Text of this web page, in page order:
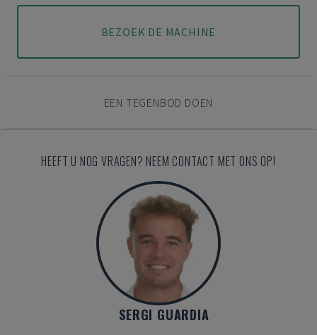
BEZOEK DE MACHINE
EEN TEGENBOD DOEN
HEEFT U NOG VRAGEN? NEEM CONTACT MET ONS OP!
SERGI GUARDIA